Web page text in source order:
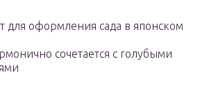
для оформления сада в японском
сочетается с голубыми